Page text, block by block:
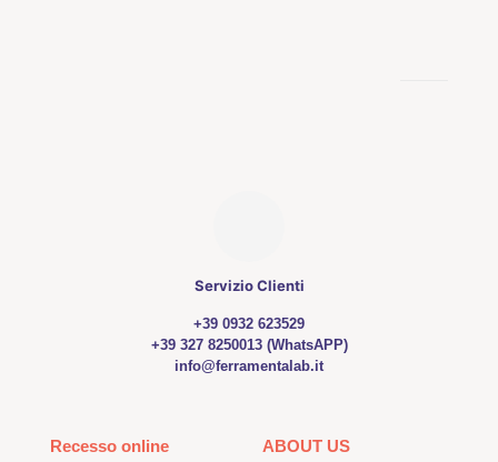
Servizio Clienti
+39 0932 623529
+39 327 8250013 (WhatsAPP)
info@ferramentalab.it
Recesso online ABOUT US